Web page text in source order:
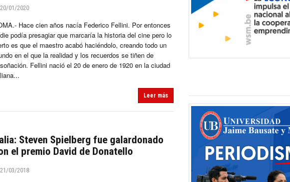
20/01/2020
Hace cien años nacía Federico Fellini. Por entonces
podía presagiar que marcaría la historia del cine pero lo
es que el maestro acabó haciéndolo, creando todo un
en el que la realidad y los recuerdos se tiñen de
Fellini nació el 20 de enero de 1920 en la ciudad
Leer más
Steven Spielberg fue galardonado
el premio David de Donatello
21/03/2018